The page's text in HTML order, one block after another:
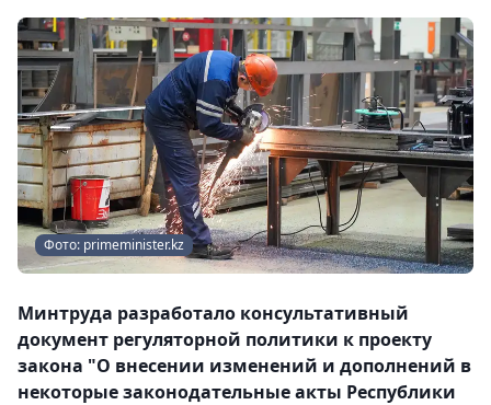
Фото: primeminister.kz
Минтруда разработало консультативный
документ регуляторной политики к проекту
закона "О внесении изменений и дополнений в
некоторые законодательные акты Республики